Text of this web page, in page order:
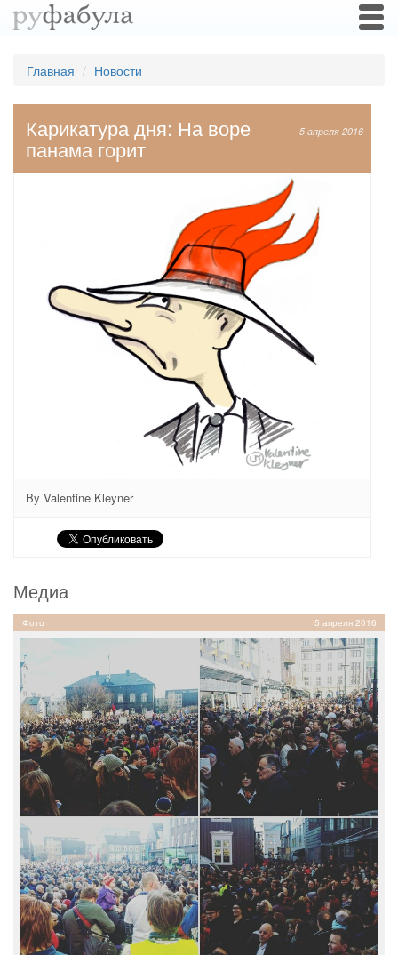
Главная Новости
5 апреля 2016
Карикатура дня: На воре
панама горит
By Valentine Kleyner
Медиа
Фото 5 апреля 2016